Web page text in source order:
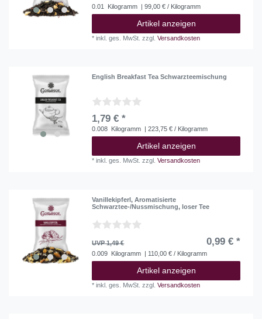
0.01 Kilogramm | 99,00 € / Kilogramm
Artikel anzeigen
*inkl. ges. MwSt. zzgl.Versandkosten
English Breakfast Tea Schwarzteemischung
1,79 € *
0.008 Kilogramm | 223,75 € / Kilogramm
Artikel anzeigen
*inkl. ges. MwSt. zzgl.Versandkosten
Vanillekipferl, Aromatisierte
Schwarztee-/Nussmischung, loser Tee
UVP 1,49 € 0,99 € *
0.009 Kilogramm | 110,00 € / Kilogramm
Artikel anzeigen
*inkl. ges. MwSt. zzgl.Versandkosten